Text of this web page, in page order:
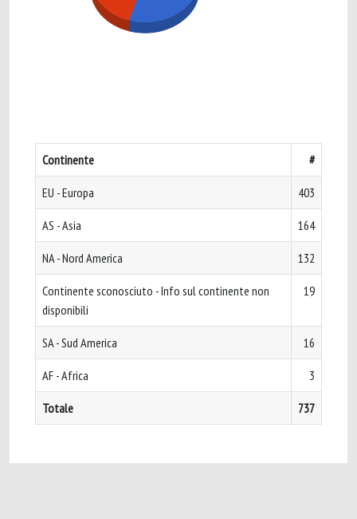
Continente #
EU - Europa 403
AS - Asia 164
NA - Nord America 132
Continente sconosciuto - Info sul continente non
disponibili
19
SA - Sud America 16
AF - Africa 3
Totale 737